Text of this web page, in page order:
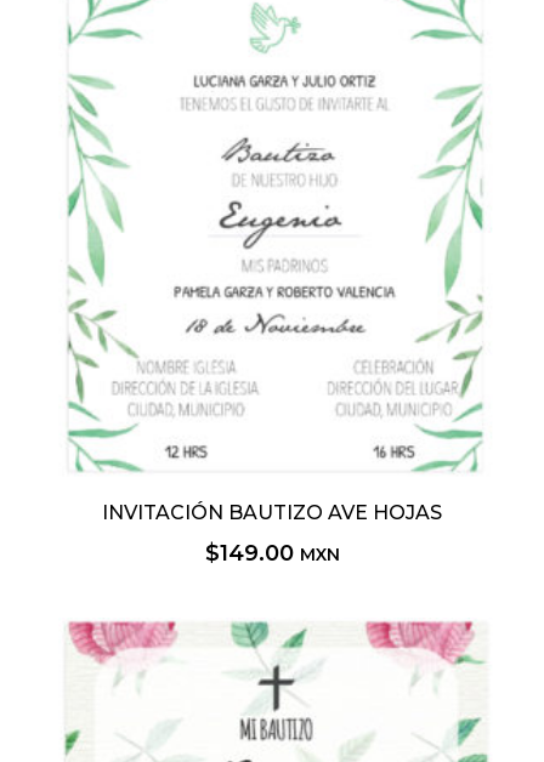
INVITACIÓN BAUTIZO AVE HOJAS
$149.00 MXN